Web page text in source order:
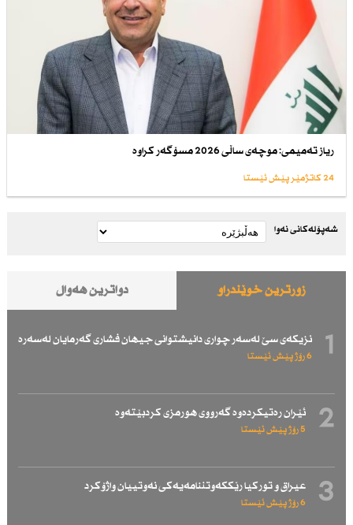
ریاز تەمیمی: موچەی ساڵی 2026 مسۆگەر كراوە
24 کاتژمێر پێش ئێستا
شەپۆلەکانی نەوا
زۆرترین خوێندراو دواترین هەواڵ
1 نزیكەی سێ لەسەر چواری دانیشتوانی جیهان فشاری گەرمایان لەسەرە
6 رۆژ پێش ئێستا
2 ئێران رەتیكردەوە گەرووی هورمزی كردبێتەوە
5 رۆژ پێش ئێستا
3 عیراق و توركیا رێككەوتننامەیەكی نەوتییان واژۆكرد
6 رۆژ پێش ئێستا